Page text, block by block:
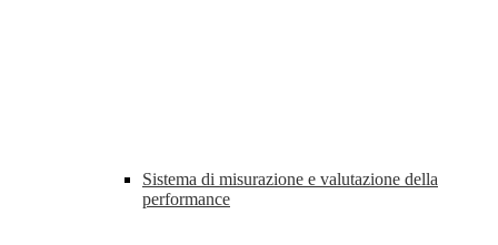
Sistema di misurazione e valutazione della
performance